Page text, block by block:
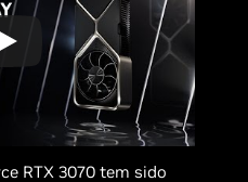
RTX 3070 tem sido